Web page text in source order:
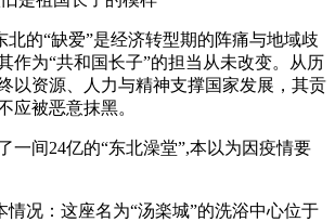
北的“缺爱”是经济转型期的阵痛与地域歧
作为“共和国长子”的担当从未改变。从历
以资源、人力与精神支撑国家发展，其贡
应被恶意抹黑。
一间24亿的“东北澡堂”,本以为因疫情要
情况：这座名为“汤楽城”的洗浴中心位于